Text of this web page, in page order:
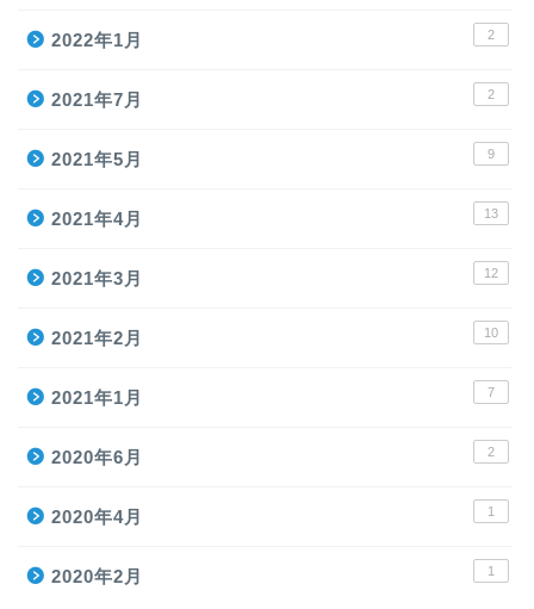
2022年1月 2
2021年7月 2
2021年5月 9
2021年4月 13
2021年3月 12
2021年2月 10
2021年1月 7
2020年6月 2
2020年4月 1
2020年2月 1